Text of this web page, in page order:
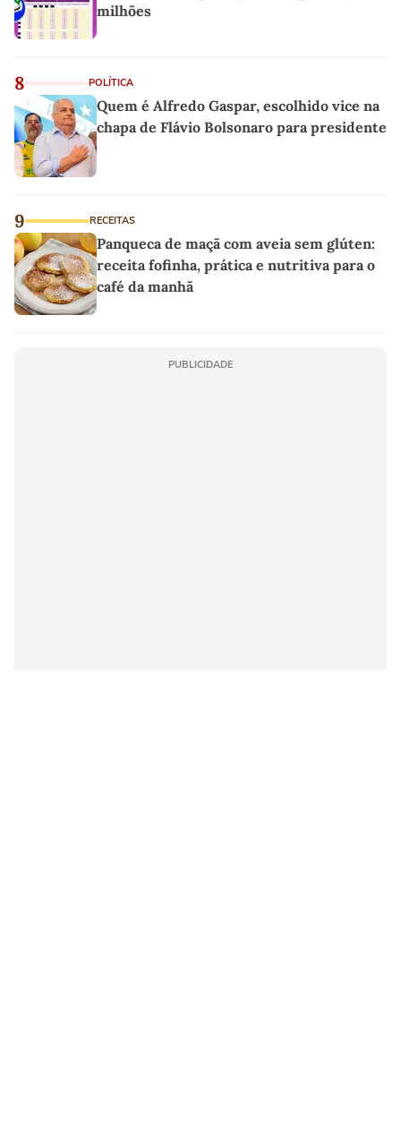
milhões
8 POLÍTICA
Quem é Alfredo Gaspar, escolhido vice na
chapa de Flávio Bolsonaro para presidente
9 RECEITAS
Panqueca de maçã com aveia sem glúten:
receita fofinha, prática e nutritiva para o
café da manhã
PUBLICIDADE